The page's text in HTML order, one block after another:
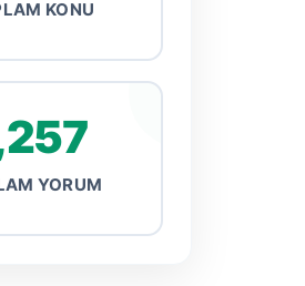
KONU
YORUM